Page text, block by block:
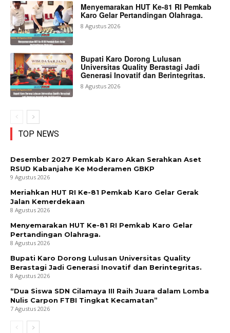
Menyemarakan HUT Ke-81 RI Pemkab
Karo Gelar Pertandingan Olahraga.
8 Agustus 2026
Bupati Karo Dorong Lulusan
Universitas Quality Berastagi Jadi
Generasi Inovatif dan Berintegritas.
8 Agustus 2026
TOP NEWS
Desember 2027 Pemkab Karo Akan Serahkan Aset
RSUD Kabanjahe Ke Moderamen GBKP
9 Agustus 2026
Meriahkan HUT RI Ke-81 Pemkab Karo Gelar Gerak
Jalan Kemerdekaan
8 Agustus 2026
Menyemarakan HUT Ke-81 RI Pemkab Karo Gelar
Pertandingan Olahraga.
8 Agustus 2026
Bupati Karo Dorong Lulusan Universitas Quality
Berastagi Jadi Generasi Inovatif dan Berintegritas.
8 Agustus 2026
“Dua Siswa SDN Cilamaya III Raih Juara dalam Lomba
Nulis Carpon FTBI Tingkat Kecamatan”
7 Agustus 2026